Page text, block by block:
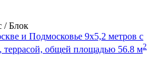
/ Блок
и Подмосковье 9x5,2 метров c
общей площадью 56.8 м2